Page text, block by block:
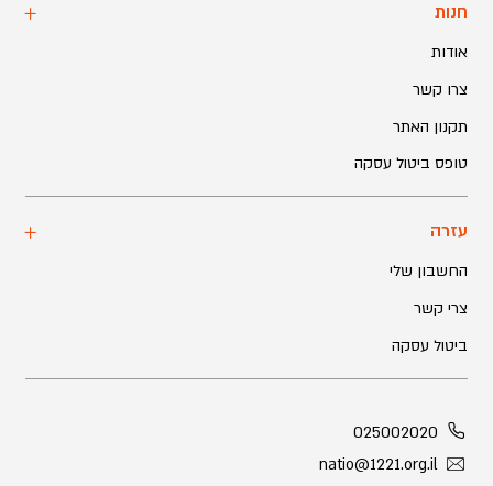
חנות
אודות
צרו קשר
תקנון האתר
טופס ביטול עסקה
עזרה
החשבון שלי
צרי קשר
ביטול עסקה
025002020
natio@1221.org.il